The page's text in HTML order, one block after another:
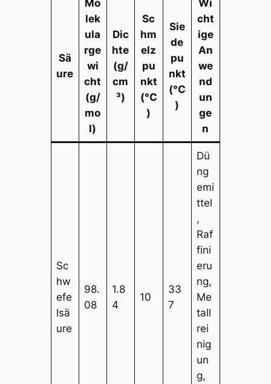
Sä
ure
Mo
lek
ula
rge
wi
cht
(g/
mo
l)
Dic
hte
(g/
cm
³)
Sc
hm
elz
pu
nkt
(°C
)
Sie
de
pu
nkt
(°C
)
Wi
cht
ige
An
we
nd
un
ge
n
Sc
hw
efe
lsä
ure
98.
08
1.8
4
10
33
7
Dü
ng
emi
ttel
,
Raf
fini
eru
ng,
Me
tall
rei
nig
un
g,